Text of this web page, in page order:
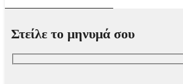
Στείλε το μηνυμά σου